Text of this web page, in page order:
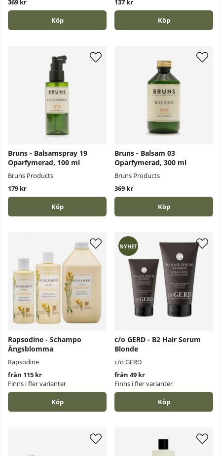
369 kr
Köp
137 kr
Köp
Bruns - Balsamspray 19
Oparfymerad, 100 ml
Bruns Products
179 kr
Köp
Bruns - Balsam 03
Oparfymerad, 300 ml
Bruns Products
369 kr
Köp
Rapsodine - Schampo
Ängsblomma
Rapsodine
från 115 kr
Finns i fler varianter
Köp
NYHET
c/o GERD - B2 Hair Serum
Blonde
c/o GERD
från 49 kr
Finns i fler varianter
Köp